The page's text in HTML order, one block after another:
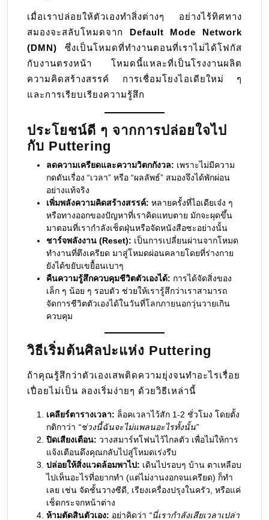
เมื่อเราปล่อยให้ตัวเองทำสิ่งต่างๆ อย่างไร้ทิศทาง
สมองจะสลับโหมดจาก Default Mode Network
(DMN) ซึ่งเป็นโหมดที่ทำงานตอนที่เราไม่ได้โฟกัส
กับงานตรงหน้า โหมดนี้แหละที่เป็นโรงงานผลิต
ความคิดสร้างสรรค์ การเชื่อมโยงไอเดียใหม่ ๆ
และการเรียบเรียงความรู้สึก
ประโยชน์ดี ๆ จากการปล่อยใจไป
กับ Puttering
ลดความเครียดและความวิตกกังวล: เพราะไม่มีความ
กดดันเรื่อง “เวลา” หรือ “ผลลัพธ์” สมองจึงได้พักผ่อน
อย่างแท้จริง
เพิ่มพลังความคิดสร้างสรรค์: หลายครั้งที่ไอเดียเจ๋ง ๆ
หรือทางออกของปัญหาที่เราคิดแทบตาย มักจะผุดขึ้น
มาตอนที่เรากำลังเช็ดฝุ่นหรือจัดหนังสือซะอย่างนั้น
ชาร์จพลังงาน (Reset): เป็นการเปลี่ยนผ่านจากโหมด
ทำงานที่ตึงเครียด มาสู่โหมดผ่อนคลายโดยที่ร่างกาย
ยังได้ขยับเขยื้อนเบาๆ
คืนความรู้สึกควบคุมชีวิตตัวเองได้: การได้จัดสิ่งของ
เล็ก ๆ น้อย ๆ รอบตัว ช่วยให้เรารู้สึกว่าเราสามารถ
จัดการชีวิตตัวเองได้ในวันที่โลกภายนอกวุ่นวายเกิน
ควบคุม
วิธีเริ่มต้นศิลปะแห่ง Puttering
ถ้าคุณรู้สึกว่าตัวเองเสพติดความยุ่งจนทำอะไรเรื่อย
เปื่อยไม่เป็น ลองเริ่มง่ายๆ ด้วยวิธีเหล่านี้
เคลียร์ตารางเวลา: ล็อคเวลาไว้สัก 1-2 ชั่วโมง โดยตั้ง
กติกาว่า “ช่วงนี้ฉันจะไม่แพลนอะไรทั้งนั้น”
ปิดเสียงเตือน: วางสมาร์ทโฟนไว้ไกลตัว เพื่อไม่ให้การ
แจ้งเตือนดึงคุณกลับไปสู่โหมดเร่งรีบ
ปล่อยให้สิ่งแวดล้อมพาไป: เดินไปรอบๆ บ้าน ตาเหลือบ
ไปเห็นอะไรที่อยากทำ (แต่ไม่งานงอกจนเครียด) ก็ทำ
เลย เช่น จัดชั้นวางซีดี, เรียงเครื่องปรุงในครัว, หรือแค่
เช็ดกระจกหน้าต่าง
ห้ามตัดสินตัวเอง: อย่าคิดว่า “นี่เรากำลังเสียเวลาเปล่า